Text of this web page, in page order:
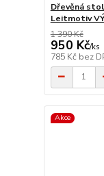
Dřevěná
Leitmotiv
1 390 Kč
950 Kč/ks
785 Kč bez
Akce